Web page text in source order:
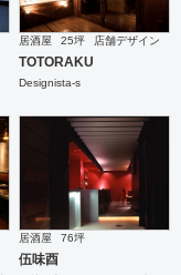
居酒屋 25坪 店舗デザイン
TOTORAKU
Designista-s
居酒屋 76坪
伍味酉